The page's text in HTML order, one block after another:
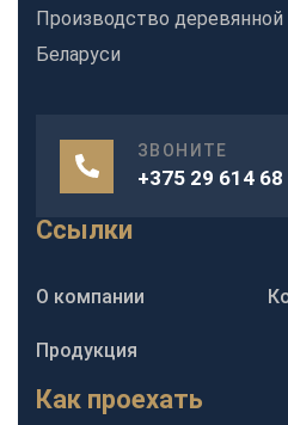
Производство
Беларуси
ЗВОНИТЕ
+375 29 614 68
Ссылки
О компании
Продукция
Как проехать